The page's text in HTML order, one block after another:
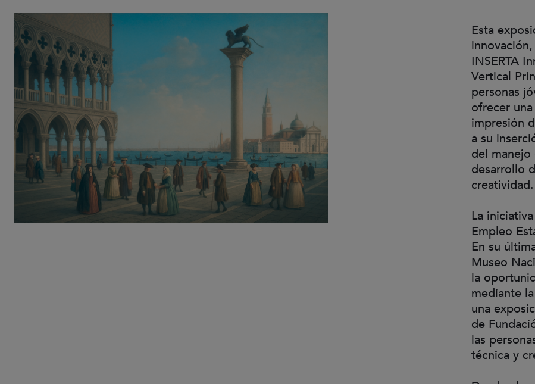
Esta
INSERTA
Vertical
personas
ofrecer
impresión
a su
del
desarrollo
creatividad.
La
Empleo
En su
Museo
la
mediante
una
de
las
técnica y